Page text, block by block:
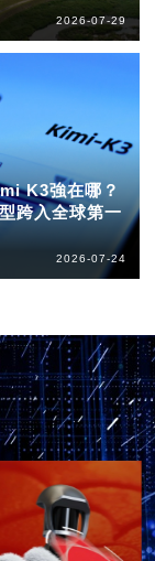
2026-07-29
K3強在哪？
跨入全球第一
2026-07-24